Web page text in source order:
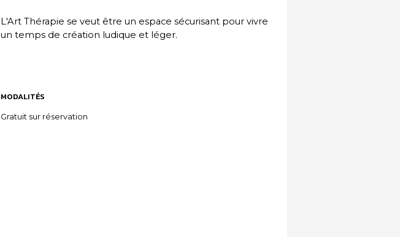
L'Art Thérapie se veut être un espace sécurisant pour vivre
un temps de création ludique et léger.
MODALITÉS
Gratuit sur réservation